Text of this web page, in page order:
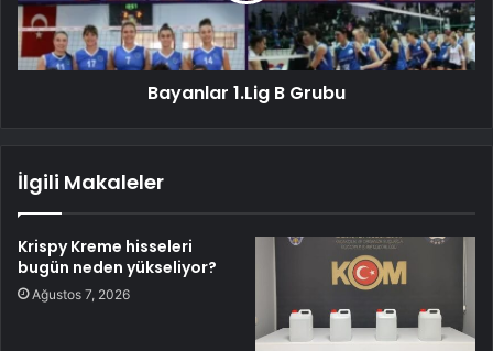
Bayanlar 1.Lig B Grubu
İlgili Makaleler
Krispy Kreme hisseleri
bugün neden yükseliyor?
Ağustos 7, 2026